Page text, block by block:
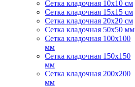
Сетка кладочная 10x10 см
Сетка кладочная 15x15 см
Сетка кладочная 20x20 см
Сетка кладочная 50x50 мм
Сетка кладочная 100x100
мм
Сетка кладочная 150x150
мм
Сетка кладочная 200x200
мм